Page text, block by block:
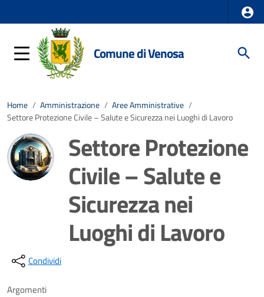
Comune di Venosa
Home / Amministrazione / Aree Amministrative /
Settore Protezione Civile – Salute e Sicurezza nei Luoghi di Lavoro
Settore Protezione
Civile – Salute e
Sicurezza nei
Luoghi di Lavoro
Condividi
Argomenti